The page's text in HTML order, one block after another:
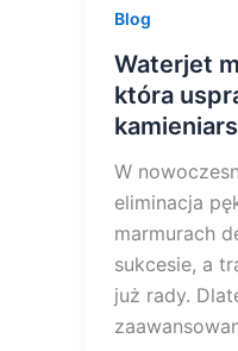
Blog
Waterjet
która
W
eliminacja
marmurach
sukcesie, a
już rady.